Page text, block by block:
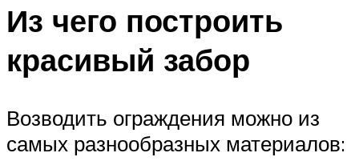
Из чего построить
красивый забор
Возводить ограждения можно из
самых разнообразных материалов: